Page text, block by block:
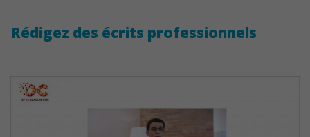
Rédigez des écrits professionnels